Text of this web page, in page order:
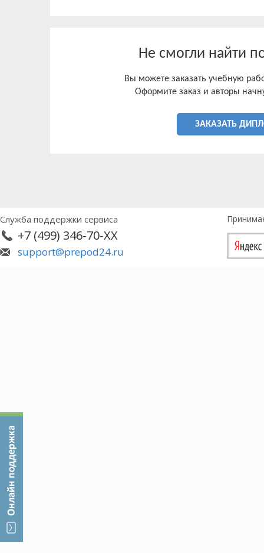
Не смогли найти
Вы можете заказать учебную
Оформите заказ и авторы
ЗАКАЗАТЬ
Служба поддержки сервиса
+7 (499) 346-70-XX
support@prepod24.ru